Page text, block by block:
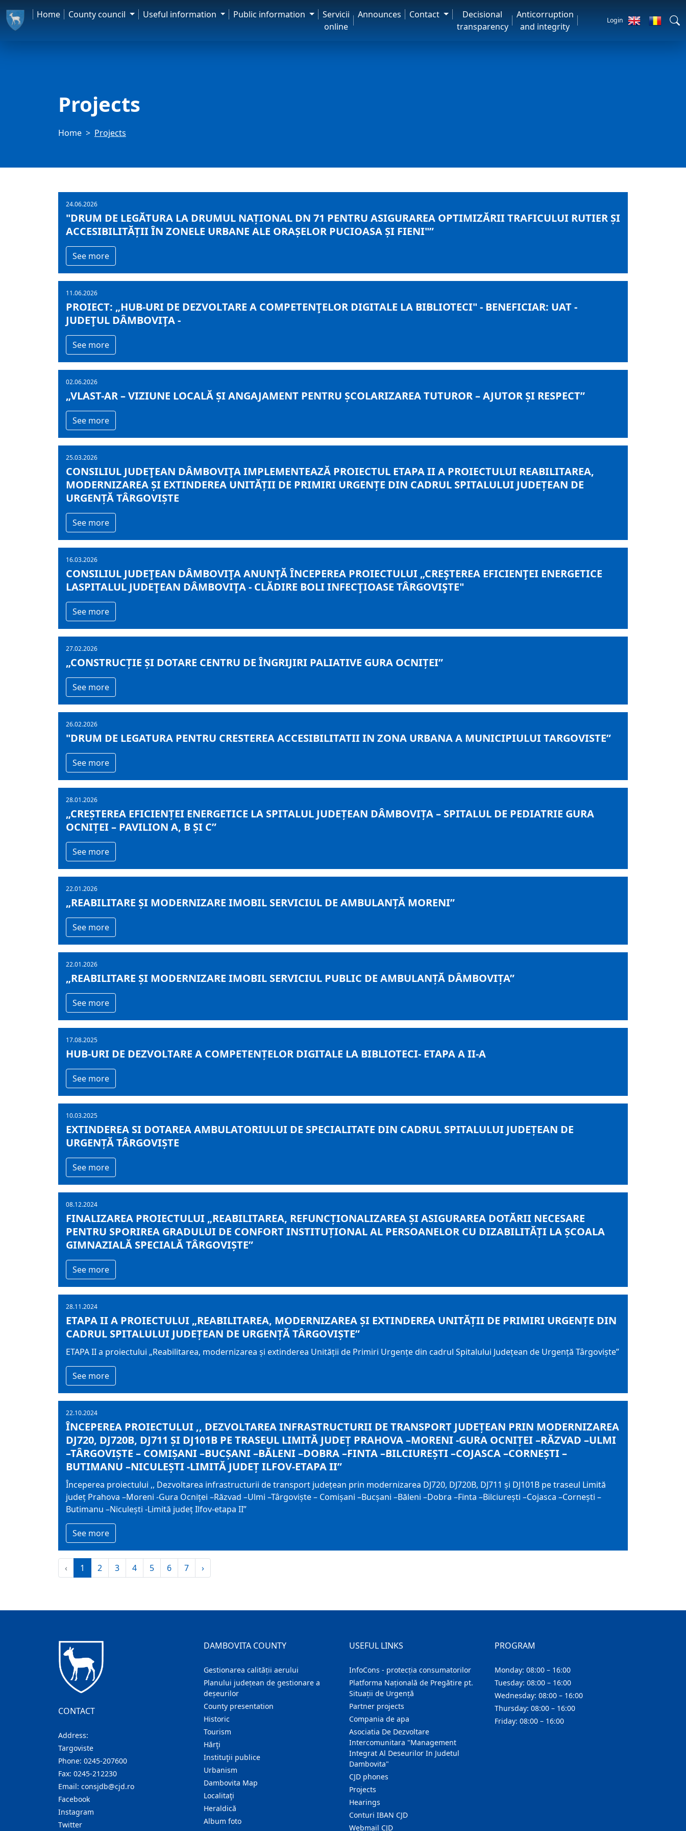
Home County council Useful information Public information
Servicii
online
Announces Contact
Decisional
transparency
Anticorruption
and integrity
Login
Projects
Home Projects
24.06.2026
"DRUM DE LEGĂTURA LA DRUMUL NAȚIONAL DN 71 PENTRU ASIGURAREA OPTIMIZĂRII TRAFICULUI RUTIER ȘI
ACCESIBILITĂȚII ÎN ZONELE URBANE ALE ORAȘELOR PUCIOASA ȘI FIENI"”
See more
11.06.2026
PROIECT: „HUB-URI DE DEZVOLTARE A COMPETENŢELOR DIGITALE LA BIBLIOTECI" - BENEFICIAR: UAT -
JUDEŢUL DÂMBOVIŢA -
See more
02.06.2026
„VLAST-AR – VIZIUNE LOCALĂ ȘI ANGAJAMENT PENTRU ȘCOLARIZAREA TUTUROR – AJUTOR ȘI RESPECT”
See more
25.03.2026
CONSILIUL JUDEŢEAN DÂMBOVIŢA IMPLEMENTEAZĂ PROIECTUL ETAPA II A PROIECTULUI REABILITAREA,
MODERNIZAREA ȘI EXTINDEREA UNITĂȚII DE PRIMIRI URGENȚE DIN CADRUL SPITALULUI JUDEȚEAN DE
URGENȚĂ TÂRGOVIȘTE
See more
16.03.2026
CONSILIUL JUDEŢEAN DÂMBOVIŢA ANUNŢĂ ÎNCEPEREA PROIECTULUI „CREŞTEREA EFICIENŢEI ENERGETICE
LASPITALUL JUDEŢEAN DÂMBOVIŢA - CLĂDIRE BOLI INFECŢIOASE TÂRGOVIŞTE"
See more
27.02.2026
„CONSTRUCȚIE ȘI DOTARE CENTRU DE ÎNGRIJIRI PALIATIVE GURA OCNIȚEI”
See more
26.02.2026
"DRUM DE LEGATURA PENTRU CRESTEREA ACCESIBILITATII IN ZONA URBANA A MUNICIPIULUI TARGOVISTE”
See more
28.01.2026
„CREȘTEREA EFICIENȚEI ENERGETICE LA SPITALUL JUDEȚEAN DÂMBOVIȚA – SPITALUL DE PEDIATRIE GURA
OCNIȚEI – PAVILION A, B ȘI C”
See more
22.01.2026
„REABILITARE ȘI MODERNIZARE IMOBIL SERVICIUL DE AMBULANȚĂ MORENI”
See more
22.01.2026
„REABILITARE ȘI MODERNIZARE IMOBIL SERVICIUL PUBLIC DE AMBULANȚĂ DÂMBOVIȚA”
See more
17.08.2025
HUB-URI DE DEZVOLTARE A COMPETENȚELOR DIGITALE LA BIBLIOTECI- ETAPA A II-A
See more
10.03.2025
EXTINDEREA SI DOTAREA AMBULATORIULUI DE SPECIALITATE DIN CADRUL SPITALULUI JUDEȚEAN DE
URGENȚĂ TÂRGOVIȘTE
See more
08.12.2024
FINALIZAREA PROIECTULUI „REABILITAREA, REFUNCȚIONALIZAREA ȘI ASIGURAREA DOTĂRII NECESARE
PENTRU SPORIREA GRADULUI DE CONFORT INSTITUȚIONAL AL PERSOANELOR CU DIZABILITĂȚI LA ȘCOALA
GIMNAZIALĂ SPECIALĂ TÂRGOVIȘTE”
See more
28.11.2024
ETAPA II A PROIECTULUI „REABILITAREA, MODERNIZAREA ȘI EXTINDEREA UNITĂȚII DE PRIMIRI URGENȚE DIN
CADRUL SPITALULUI JUDEȚEAN DE URGENȚĂ TÂRGOVIȘTE”
ETAPA II a proiectului „Reabilitarea, modernizarea și extinderea Unității de Primiri Urgențe din cadrul Spitalului Județean de Urgență Târgoviște”
See more
22.10.2024
ÎNCEPEREA PROIECTULUI ,, DEZVOLTAREA INFRASTRUCTURII DE TRANSPORT JUDEȚEAN PRIN MODERNIZAREA
DJ720, DJ720B, DJ711 ȘI DJ101B PE TRASEUL LIMITĂ JUDEȚ PRAHOVA –MORENI -GURA OCNIȚEI –RĂZVAD –ULMI
–TÂRGOVIȘTE – COMIȘANI –BUCȘANI –BĂLENI –DOBRA –FINTA –BILCIUREȘTI –COJASCA –CORNEȘTI –
BUTIMANU –NICULEȘTI -LIMITĂ JUDEȚ ILFOV-ETAPA II”
Începerea proiectului ,, Dezvoltarea infrastructurii de transport județean prin modernizarea DJ720, DJ720B, DJ711 și DJ101B pe traseul Limită
județ Prahova –Moreni -Gura Ocniței –Răzvad –Ulmi –Târgoviște – Comișani –Bucșani –Băleni –Dobra –Finta –Bilciurești –Cojasca –Cornești –
Butimanu –Niculești -Limită județ Ilfov-etapa II”
See more
‹ 1 2 3 4 5 6 7 ›
CONTACT
Address:
Targoviste
Phone: 0245-207600
Fax: 0245-212230
Email: consjdb@cjd.ro
Facebook
Instagram
Twitter
DAMBOVITA COUNTY
Gestionarea calității aerului
Planului județean de gestionare a
deșeurilor
County presentation
Historic
Tourism
Hărţi
Instituţii publice
Urbanism
Dambovita Map
Localitaţi
Heraldică
Album foto
USEFUL LINKS
InfoCons - protecția consumatorilor
Platforma Națională de Pregătire pt.
Situații de Urgență
Partner projects
Compania de apa
Asociatia De Dezvoltare
Intercomunitara "Management
Integrat Al Deseurilor In Judetul
Dambovita"
CJD phones
Projects
Hearings
Conturi IBAN CJD
Webmail CJD
PROGRAM
Monday: 08:00 – 16:00
Tuesday: 08:00 – 16:00
Wednesday: 08:00 – 16:00
Thursday: 08:00 – 16:00
Friday: 08:00 – 16:00